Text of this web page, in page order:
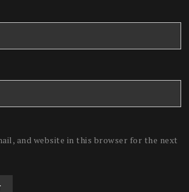
and website in this browser for the next